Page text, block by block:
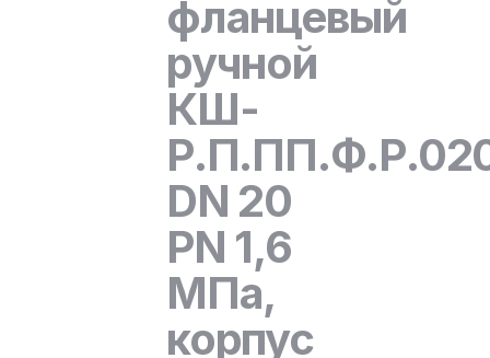
фланцевый
ручной
КШ-
DN 20
PN 1,6
МПа,
корпус